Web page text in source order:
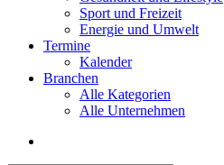
Sport und Freizeit
Energie und Umwelt
Termine
Kalender
Branchen
Alle Kategorien
Alle Unternehmen